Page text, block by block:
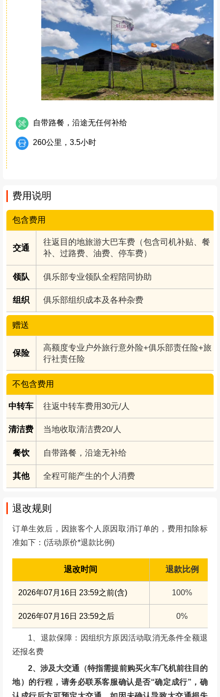
自带路餐，沿途无任何补给
费用说明
包含费用
往返目的地旅游大巴车费（包含司机补贴、餐
补、过路费、油费、停车费）
领队 俱乐部专业领队全程陪同协助
组织
赠送
保险
高额度专业户外旅行意外险+俱乐部责任险+旅
行社责任险
不包含费用
中转车 往返中转车费用30元/人
清洁费 当地收取清洁费20/人
餐饮 自带路餐，沿途无补给
退改规则
准如下：(活动原价*退款比例)
退改时间 退款比例
2026年07月16日 23:59之前(含) 100%
2026年07月16日 23:59之后 0%
还报名费
2、涉及大交通（特指需提前购买火车/飞机前往目的